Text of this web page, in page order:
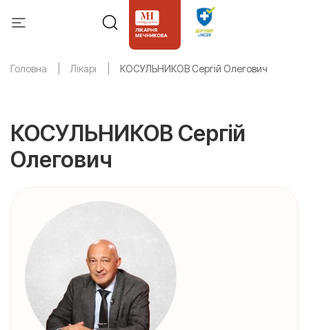
Головна Лікарі КОСУЛЬНИКОВ Сергій Олегович
КОСУЛЬНИКОВ Сергій
Олегович